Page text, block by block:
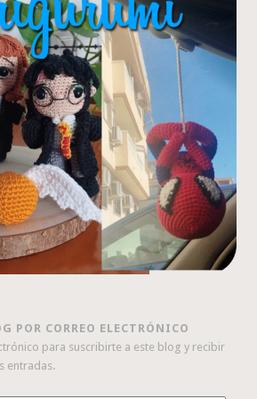
POR CORREO ELECTRÓNICO
para suscribirte a este blog y recibir
entradas.